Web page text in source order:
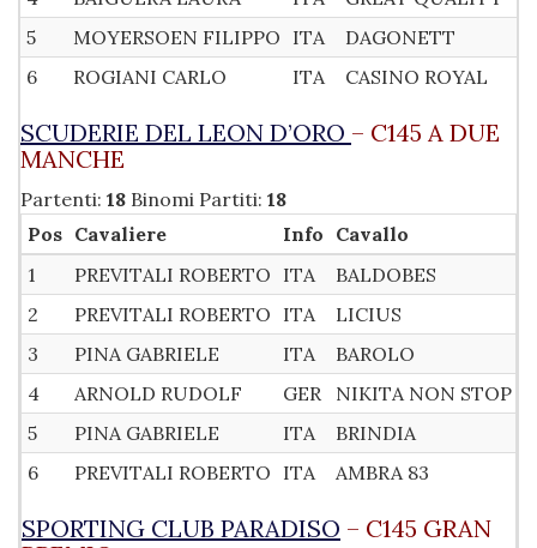
5
MOYERSOEN FILIPPO ITA
DAGONETT
6
ROGIANI CARLO ITA CASINO ROYAL
SCUDERIE DEL LEON D’ORO – C145 A DUE
MANCHE
Partenti: 18 Binomi Partiti: 18
Pos Cavaliere Info Cavallo
1
PREVITALI ROBERTO ITA BALDOBES
2
PREVITALI ROBERTO ITA LICIUS
3
PINA GABRIELE ITA BAROLO
4
ARNOLD RUDOLF GER NIKITA NON STOP
5
PINA GABRIELE ITA BRINDIA
6
PREVITALI ROBERTO ITA AMBRA 83
SPORTING CLUB PARADISO – C145 GRAN